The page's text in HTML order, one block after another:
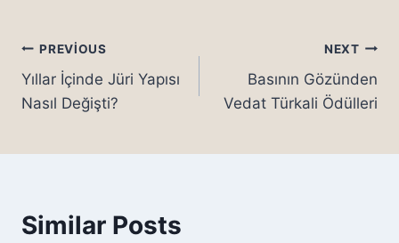
Yazı
gezinmesi
PREVIOUS
Yıllar İçinde Jüri Yapısı
Nasıl Değişti?
NEXT
Basının Gözünden
Vedat Türkali Ödülleri
Similar Posts